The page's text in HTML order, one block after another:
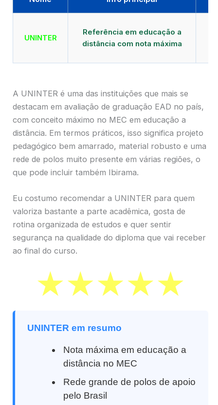
UNINTER
Referência em educação a
distância com nota máxima
A UNINTER é uma das instituições que mais se
destacam em avaliação de graduação EAD no país,
com conceito máximo no MEC em educação a
distância. Em termos práticos, isso significa projeto
pedagógico bem amarrado, material robusto e uma
rede de polos muito presente em várias regiões, o
que pode incluir também Ibirama.
Eu costumo recomendar a UNINTER para quem
valoriza bastante a parte acadêmica, gosta de
rotina organizada de estudos e quer sentir
segurança na qualidade do diploma que vai receber
ao final do curso.
UNINTER em resumo
Nota máxima em educação a
distância no MEC
Rede grande de polos de apoio
pelo Brasil